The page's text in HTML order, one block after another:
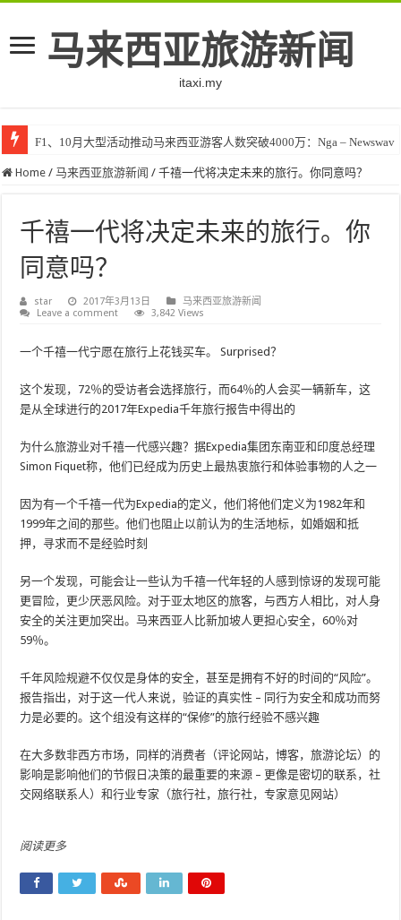
马来西亚旅游新闻
itaxi.my
F1、10月大型活动推动马来西亚游客人数突破4000万：Nga – Newswav
Home / 马来西亚旅游新闻 / 千禧一代将决定未来的旅行。你同意吗？
千禧一代将决定未来的旅行。你
同意吗？
star 2017年3月13日
马来西亚旅游新闻
Leave a comment
3,842 Views
一个千禧一代宁愿在旅行上花钱买车。 Surprised？
这个发现，72％的受访者会选择旅行，而64％的人会买一辆新车，这
是从全球进行的2017年Expedia千年旅行报告中得出的
为什么旅游业对千禧一代感兴趣？据Expedia集团东南亚和印度总经理
Simon Fiquet称，他们已经成为历史上最热衷旅行和体验事物的人之一
因为有一个千禧一代为Expedia的定义，他们将他们定义为1982年和
1999年之间的那些。他们也阻止以前认为的生活地标，如婚姻和抵
押，寻求而不是经验时刻
另一个发现，可能会让一些认为千禧一代年轻的人感到惊讶的发现可能
更冒险，更少厌恶风险。对于亚太地区的旅客，与西方人相比，对人身
安全的关注更加突出。马来西亚人比新加坡人更担心安全，60％对
59％。
千年风险规避不仅仅是身体的安全，甚至是拥有不好的时间的“风险”。
报告指出，对于这一代人来说，验证的真实性 – 同行为安全和成功而努
力是必要的。这个组没有这样的“保修”的旅行经验不感兴趣
在大多数非西方市场，同样的消费者（评论网站，博客，旅游论坛）的
影响是影响他们的节假日决策的最重要的来源 – 更像是密切的联系，社
交网络联系人）和行业专家（旅行社，旅行社，专家意见网站）
阅读更多